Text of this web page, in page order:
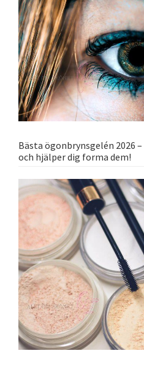
Bästa ögonbrynsgelén 2026
och hjälper dig forma dem!